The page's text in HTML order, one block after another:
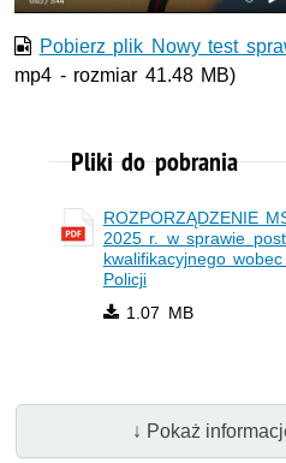
Pobierz plik Nowy test
mp4 - rozmiar 41.48 MB)
Pliki do pobrania
ROZPORZĄDZENIE
2025 r. w sprawie
kwalifikacyjnego
Policji
1.07 MB
↓ Pokaż